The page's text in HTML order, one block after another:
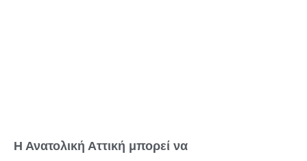
Η Ανατολική Αττική μπορεί να